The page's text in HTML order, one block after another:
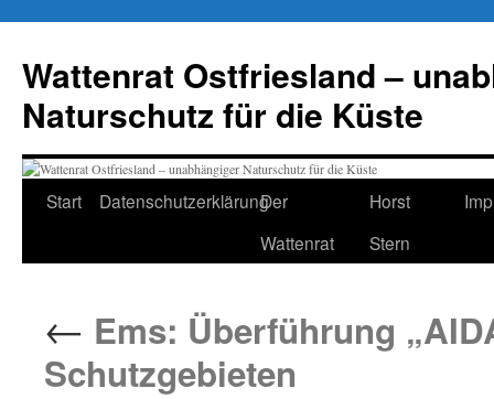
springen
Wattenrat Ostfriesland –
Naturschutz für die Küste
Start DatenschutzerklärungDer
Wattenrat
Horst
Stern
← Ems: Überführung
Schutzgebieten